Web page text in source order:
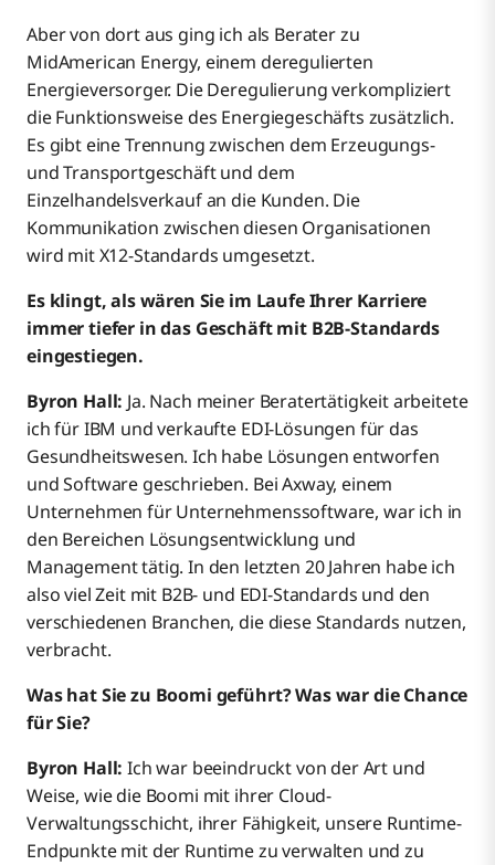
Aber von dort aus ging ich als Berater zu
MidAmerican Energy, einem deregulierten
Energieversorger. Die Deregulierung verkompliziert
die Funktionsweise des Energiegeschäfts zusätzlich.
Es gibt eine Trennung zwischen dem Erzeugungs-
und Transportgeschäft und dem
Einzelhandelsverkauf an die Kunden. Die
Kommunikation zwischen diesen Organisationen
wird mit X12-Standards umgesetzt.
Es klingt, als wären Sie im Laufe Ihrer Karriere
immer tiefer in das Geschäft mit B2B-Standards
eingestiegen.
Byron Hall: Ja. Nach meiner Beratertätigkeit arbeitete
ich für IBM und verkaufte EDI-Lösungen für das
Gesundheitswesen. Ich habe Lösungen entworfen
und Software geschrieben. Bei Axway, einem
Unternehmen für Unternehmenssoftware, war ich in
den Bereichen Lösungsentwicklung und
Management tätig. In den letzten 20 Jahren habe ich
also viel Zeit mit B2B- und EDI-Standards und den
verschiedenen Branchen, die diese Standards nutzen,
verbracht.
Was hat Sie zu Boomi geführt? Was war die Chance
für Sie?
Byron Hall: Ich war beeindruckt von der Art und
Weise, wie die Boomi mit ihrer Cloud-
Verwaltungsschicht, ihrer Fähigkeit, unsere Runtime-
Endpunkte mit der Runtime zu verwalten und zu